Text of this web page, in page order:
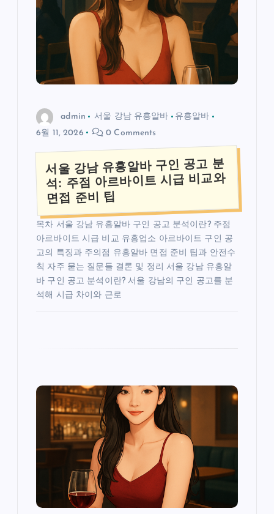
admin 서울 강남 유흥알바
유흥알바
6월 11, 2026
0 Comments
서울 강남 유흥알바 구인 공고 분
석: 주점 아르바이트 시급 비교와
면접 준비 팁
목차 서울 강남 유흥알바 구인 공고 분석이란? 주점
아르바이트 시급 비교 유흥업소 아르바이트 구인 공
고의 특징과 주의점 유흥알바 면접 준비 팁과 안전수
칙 자주 묻는 질문들 결론 및 정리 서울 강남 유흥알
바 구인 공고 분석이란? 서울 강남의 구인 공고를 분
석해 시급 차이와 근로